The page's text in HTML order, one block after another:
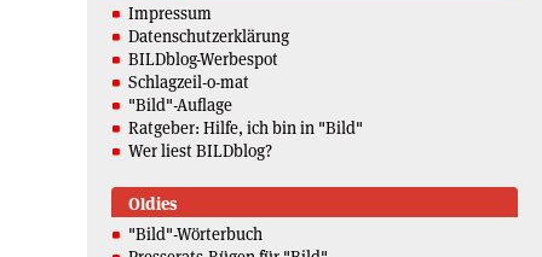
Impressum
Datenschutzerklärung
BILDblog-Werbespot
Schlagzeil-o-mat
"Bild"-Auflage
Ratgeber: Hilfe, ich bin in "Bild"
Wer liest BILDblog?
Oldies
"Bild"-Wörterbuch